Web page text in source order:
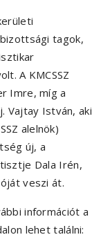
tagok,
A KMCSSZ
Imre, míg a
Vajtay István, aki
alelnök)
új, a
Dala Irén,
veszi át.
információt a
lehet találni: